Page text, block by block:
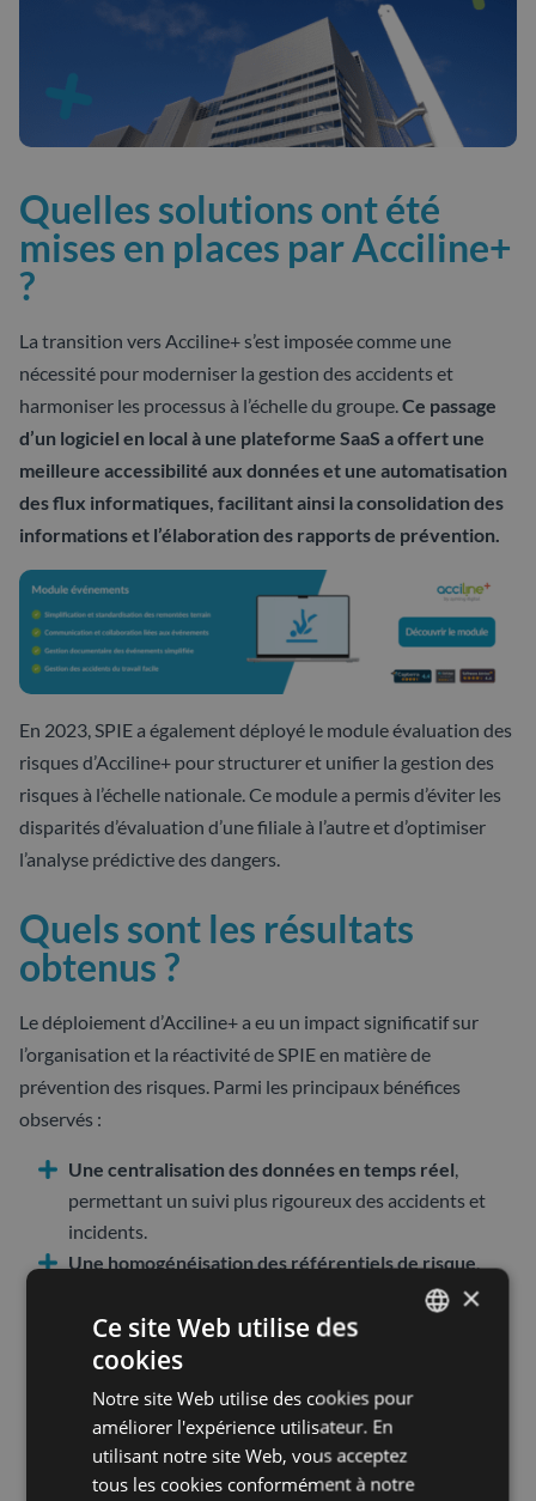
Quelles solutions ont été
mises en places par Acciline+
?
La transition vers Acciline+ s’est imposée comme une
nécessité pour moderniser la gestion des accidents et
harmoniser les processus à l’échelle du groupe.Ce passage
d’un logiciel en local à une plateforme SaaS a offert une
meilleure accessibilité aux données et une automatisation
des flux informatiques, facilitant ainsi la consolidation des
informations et l’élaboration des rapports de prévention.
En 2023, SPIE a également déployé le module évaluation des
risques d’Acciline+ pour structurer et unifier la gestion des
risques à l’échelle nationale. Ce module a permis d’éviter les
disparités d’évaluation d’une filiale à l’autre et d’optimiser
l’analyse prédictive des dangers.
Quels sont les résultats
obtenus ?
Le déploiement d’Acciline+ a eu un impact significatif sur
l’organisation et la réactivité de SPIE en matière de
prévention des risques. Parmi les principaux bénéfices
observés :
Une centralisation des données en temps réel,
permettant un suivi plus rigoureux des accidents et
incidents.
Une homogénéisation des référentielsde risque,
assurant une évaluation plus cohérente et efficace à
l’échelle nationale.
Un renfort de la communication et de la
collaboration liées aux événements.
Une réduction des erreurs et des oublis
processus guidé et intégré à l’outil.
Un gain de temps administratif, notamment grâce à
SPANISH
×
Ce site Web utilise des
cookies
Notre site Web utilise des cookies pour
améliorer l'expérience utilisateur. En
utilisant notre site Web, vous acceptez
tous les cookies conformément à notre